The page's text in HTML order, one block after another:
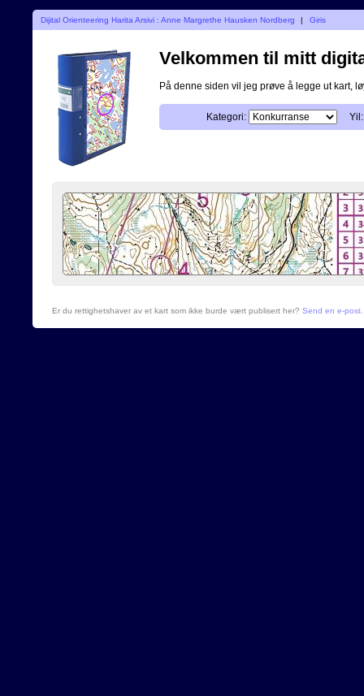
Dijital Orienteering Harita Arsivi : Anne Margrethe Hausken Nordberg | Giris
Velkommen til mitt
På denne siden vil jeg prøve å legge ut kart,
Kategori: Yil:
Er du rettighetshaver av et kart som ikke burde vært publisert her? Send en e-post